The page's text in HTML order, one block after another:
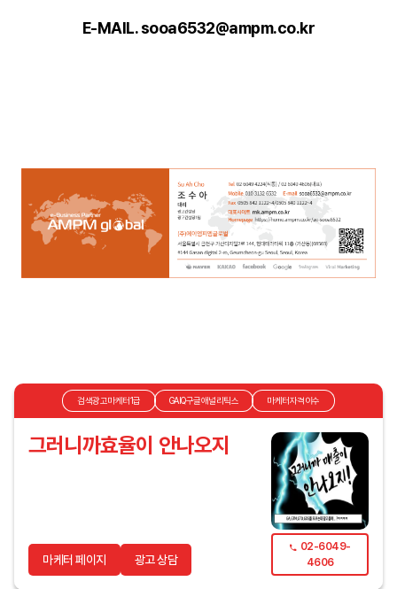
E-MAIL. sooa6532@ampm.co.kr
검색광고마케터1급 GAIQ구글애널리틱스 마케터자격이수
그러니까효율이 안나오지
마케터 페이지 광고 상담
02-6049-
4606